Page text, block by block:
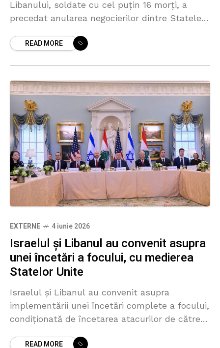
Libanului, soldate cu cel puțin 16 morți, a
precedat anularea negocierilor dintre Statele
READ MORE
EXTERNE 4 iunie 2026
Israelul și Libanul au convenit asupra
unei încetări a focului, cu medierea
Statelor Unite
Israelul și Libanul au convenit asupra
implementării unei încetări complete a focului,
condiționată de încetarea atacurilor de către
combatanților săi din zona situată la
READ MORE